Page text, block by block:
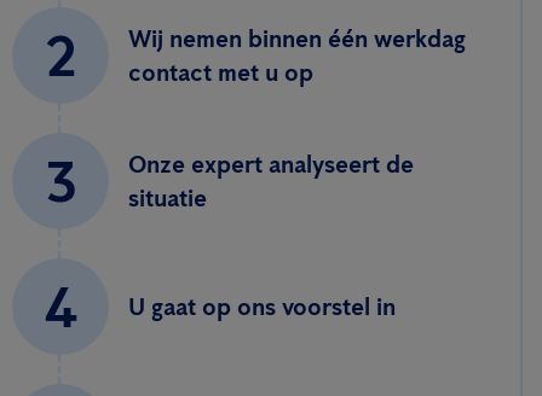
2
Wij nemen binnen één werkdag
contact met u op
3
Onze expert analyseert de
situatie
4 U gaat op ons voorstel in